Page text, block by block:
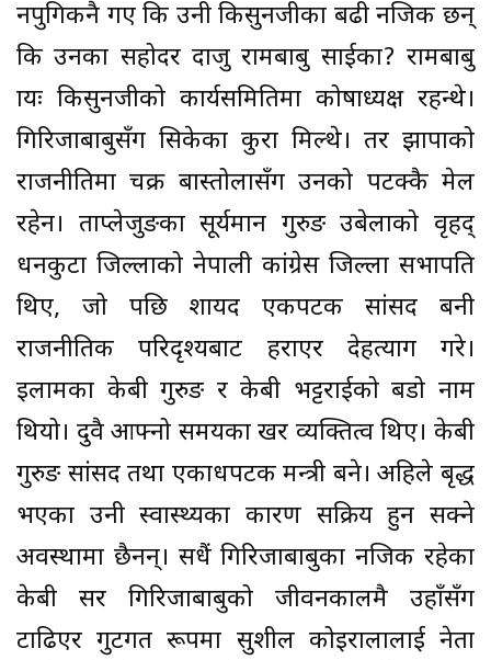
नपुगिकनै गए कि उनी किसुनजीका बढी नजिक छन्
कि उनका सहोदर दाजु रामबाबु प्रसाईका? रामबाबु
प्रायः किसुनजीको कार्यसमितिमा कोषाध्यक्ष रहन्थे।
गिरिजाबाबुसँग सिकेका कुरा मिल्थे। तर झापाको
राजनीतिमा चक्र बास्तोलासँग उनको पटक्कै मेल
रहेन। ताप्लेजुङका सूर्यमान गुरुङ उबेलाको वृहद्
धनकुटा जिल्लाको नेपाली कांग्रेस जिल्ला सभापति
थिए, जो पछि शायद एकपटक सांसद बनी
राजनीतिक परिदृश्यबाट हराएर देहत्याग गरे।
इलामका केबी गुरुङ र केबी भट्टराईको बडो नाम
थियो। दुवै आफ्नो समयका प्रखर व्यक्तित्व थिए। केबी
गुरुङ सांसद तथा एकाधपटक मन्त्री बने। अहिले बृद्ध
भएका उनी स्वास्थ्यका कारण सक्रिय हुन सक्ने
अवस्थामा छैनन्। सधैं गिरिजाबाबुका नजिक रहेका
केबी सर गिरिजाबाबुको जीवनकालमै उहाँसँग
टाढिएर गुटगत रूपमा सुशील कोइरालालाई नेता